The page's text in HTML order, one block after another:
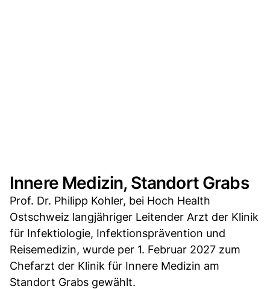
Innere Medizin, Standort Grabs
Prof. Dr. Philipp Kohler, bei Hoch Health
Ostschweiz langjähriger Leitender Arzt der Klinik
für Infektiologie, Infektionsprävention und
Reisemedizin, wurde per 1. Februar 2027 zum
Chefarzt der Klinik für Innere Medizin am
Standort Grabs gewählt.